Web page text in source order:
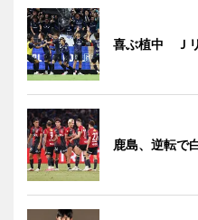
喜ぶ植中 Ｊ
鹿島、逆転で